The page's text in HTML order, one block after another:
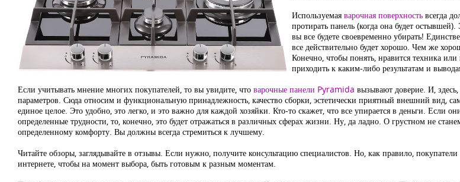
Используемая варочная поверхностьвсегда
протирать панель (когда она будет
вы все будете своевременно убирать!
все действительно будет хорошо. Чем же
Конечно, чтобы понять, нравится техника
приходить к каким-либо результатам и
Если учитывать мнение многих покупателей, то вы увидите, что варочные панели Pyramida вызывают доверие. И,
параметров. Сюда относим и функциональную принадлежность, качество сборки, эстетически приятный внешний вид,
единое целое. Это удобно, это легко, и это важно для каждой хозяйки. Кто-то скажет, что все упирается в деньги. Если
определенные трудности, то, конечно, это будет отражаться в различных сферах жизни. Ну, да ладно. О грустном не
определенному комфорту. Вы должны всегда стремиться к лучшему.
Читайте обзоры, заглядывайте в отзывы. Если нужно, получите консультацию специалистов. Но, как правило,
интернете, чтобы на момент выбора, быть готовым к разным моментам.